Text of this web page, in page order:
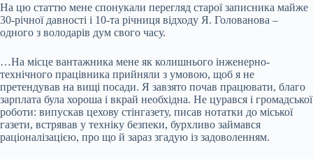
На цю статтю мене спонукали перегляд старої записника майже
30-річної давності і 10-та річниця відходу Я. Голованова –
одного з володарів дум свого часу.
…На місце вантажника мене як колишнього інженерно-
технічного працівника прийняли з умовою, щоб я не
претендував на вищі посади. Я завзято почав працювати, благо
зарплата була хороша і вкрай необхідна. Не цурався і громадської
роботи: випускав цехову стінгазету, писав нотатки до міської
газети, встрявав у техніку безпеки, бурхливо займався
раціоналізацією, про що й зараз згадую із задоволенням.